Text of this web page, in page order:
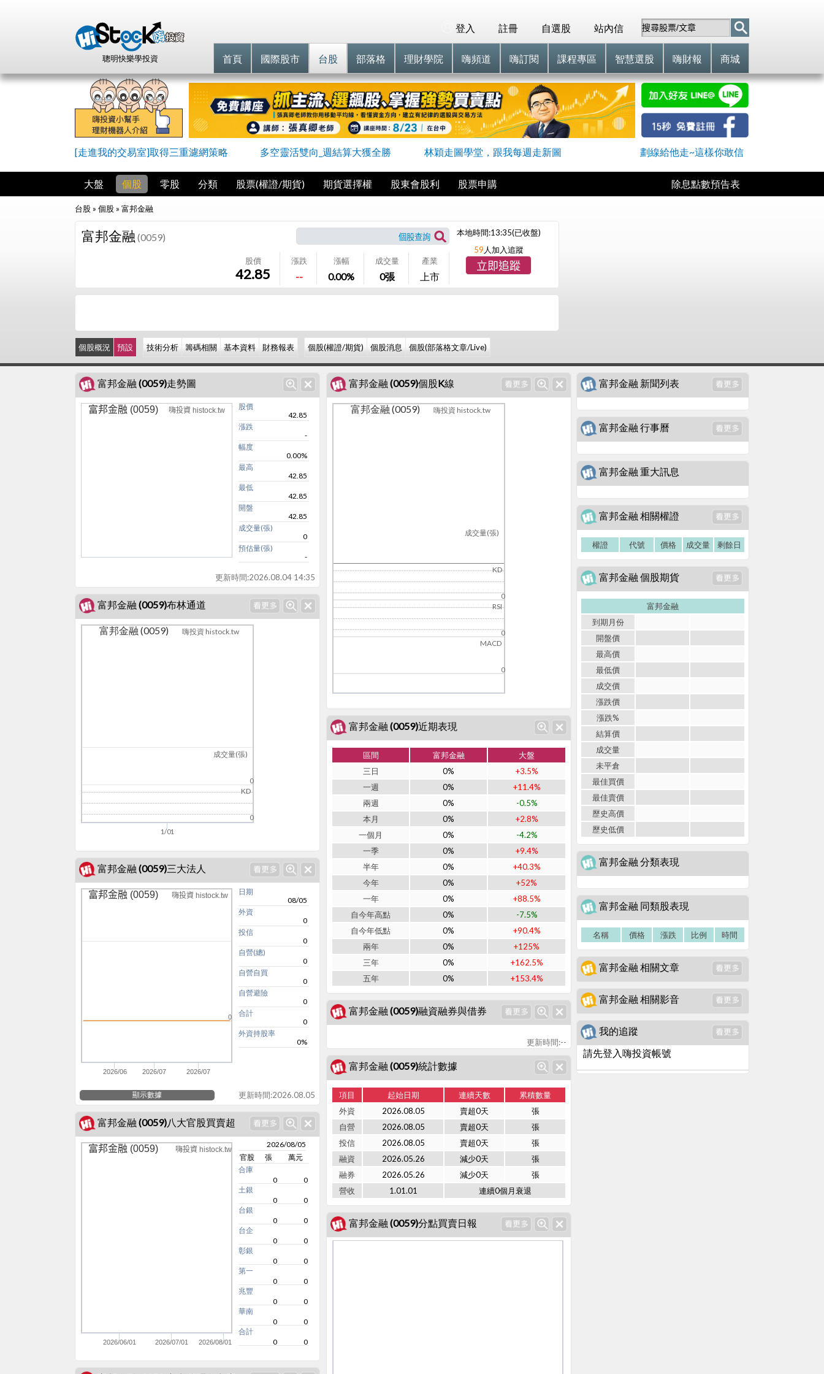
聰明快樂學投資
站內信
自選股
註冊
登入
首頁 國際股市 台股 部落格 理財學院 嗨頻道 嗨訂閱 課程專區 智慧選股 嗨財報 商城
[走進我的交易室]取得三重濾網策略 多空靈活雙向_週結算大獲全勝 林穎走圖學堂，跟我每週走新圖 劃線給他走~這樣你敢信
大盤 個股 零股 分類 股票(權證/期貨) 期貨選擇權 股東會股利 股票申購 除息點數預告表
台股 » 個股 » 富邦金融
富邦金融 (0059)
股價
42.85
漲跌
--
漲幅
0.00%
成交量
0張
產業
上市
本地時間:13:35(已收盤)
59 人加入追蹤
立即追蹤
個股概況 預設 技術分析 籌碼相關 基本資料 財務報表 個股(權證/期貨) 個股消息 個股(部落格文章/Live)
富邦金融 (0059)走勢圖
富邦金融 (0059) 嗨投資 histock.tw
股價
42.85
漲跌
-
幅度
0.00%
最高
42.85
最低
42.85
開盤
42.85
成交量(張)
0
預估量(張)
-
更新時間:2026.08.04 14:35
富邦金融 (0059)個股K線
成交量(張)
KD
RSI
MACD
富邦金融 (0059) 嗨投資 histock.tw
0
0
0
富邦金融 (0059)布林通道
成交量(張)
KD
富邦金融 (0059) 嗨投資 histock.tw
1/01
0
0
富邦金融 (0059)近期表現
區間 富邦金融
大盤
三日
0%
+3.5%
一週
0%
+11.4%
兩週
0%
-0.5%
本月
0%
+2.8%
一個月
0%
-4.2%
一季
0%
+9.4%
半年
0%
+40.3%
今年
0%
+52%
一年
0%
+88.5%
自今年高點
0%
-7.5%
自今年低點
0%
+90.4%
兩年
0%
+125%
三年
0%
+162.5%
五年
0% +153.4%
富邦金融 (0059)三大法人
富邦金融 (0059) 嗨投資 histock.tw
2026/06 2026/07 2026/07
0
日期
08/05
外資
0
投信
0
自營(總)
0
自營自買
0
自營避險
0
合計
0
外資持股率
0%
顯示數據 更新時間:2026.08.05
富邦金融 (0059)融資融券與借券
更新時間:--
富邦金融 (0059)統計數據
項目 起始日期 連續天數
累積數量
外資
2026.08.05 賣超0天
張
自營
2026.08.05 賣超0天
張
投信
2026.08.05 賣超0天
張
融資
2026.05.26 減少0天
張
融券
2026.05.26 減少0天
張
營收
1.01.01 連續0個月衰退
富邦金融 (0059)八大官股買賣超
富邦金融 (0059) 嗨投資 histock.tw
2026/06/01 2026/07/01 2026/08/01
2026/08/05
官股
張
萬元
合庫
0
0
土銀
0
0
台銀
0
0
台企
0
0
彰銀
0
0
第一
0
0
兆豐
0
0
華南
0
0
合計
0
0
富邦金融 (0059)分點買賣日報
富邦金融 新聞列表
富邦金融 行事曆
富邦金融 重大訊息
富邦金融 相關權證
權證 代號 價格 成交量 剩餘日
富邦金融 個股期貨
富邦金融
到期月份
開盤價
最高價
最低價
成交價
漲跌價
漲跌%
結算價
成交量
未平倉
最佳買價
最佳賣價
歷史高價
歷史低價
富邦金融 分類表現
富邦金融 同類股表現
名稱 價格 漲跌 比例 時間
富邦金融 相關文章
富邦金融 相關影音
我的追蹤
請先登入嗨投資帳號